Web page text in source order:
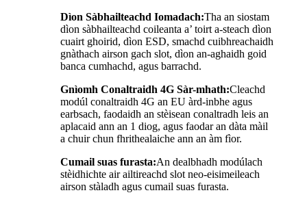
Dìon Sàbhailteachd Iomadach:Tha an siostam
dìon sàbhailteachd coileanta a’ toirt a-steach dìon
cuairt ghoirid, dìon ESD, smachd cuibhreachaidh
gnàthach airson gach slot, dìon an-aghaidh goid
banca cumhachd, agus barrachd.
Gnìomh Conaltraidh 4G Sàr-mhath:Cleachd
modúl conaltraidh 4G an EU àrd-inbhe agus
earbsach, faodaidh an stèisean conaltradh leis an
aplacaid ann an 1 diog, agus faodar an dàta màil
a chuir chun fhrithealaiche ann an àm fìor.
Cumail suas furasta:An dealbhadh modúlach
stèidhichte air ailtireachd slot neo-eisimeileach
airson stàladh agus cumail suas furasta.